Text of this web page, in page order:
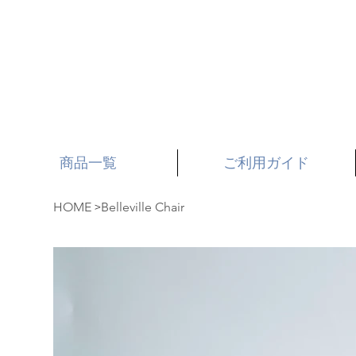
HOME >Belleville Chair
ご利用ガイド
商品一覧